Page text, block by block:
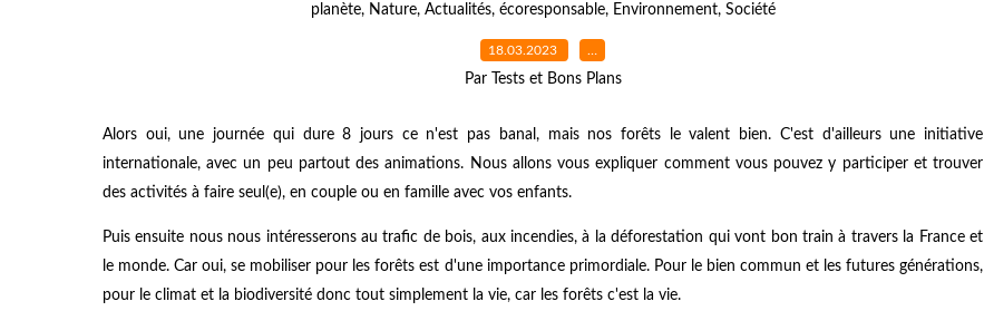
planète, Nature, Actualités, écoresponsable, Environnement, Société
18.03.2023 …
Par Tests et Bons Plans
Alors oui, une journée qui dure 8 jours ce n'est pas banal, mais nos forêts le valent bien. C'est d'ailleurs une initiative
internationale, avec un peu partout des animations. Nous allons vous expliquer comment vous pouvez y participer et trouver
des activités à faire seul(e), en couple ou en famille avec vos enfants.
Puis ensuite nous nous intéresserons au trafic de bois, aux incendies, à la déforestation qui vont bon train à travers la France et
le monde. Car oui, se mobiliser pour les forêts est d'une importance primordiale. Pour le bien commun et les futures générations,
pour le climat et la biodiversité donc tout simplement la vie, car les forêts c'est la vie.